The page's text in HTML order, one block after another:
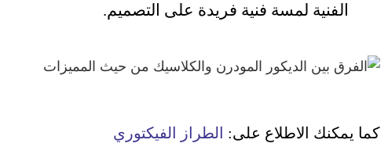
الفنية لمسة فنية فريدة على التصميم.
كما يمكنك الاطلاع على: الطراز الفيكتوري